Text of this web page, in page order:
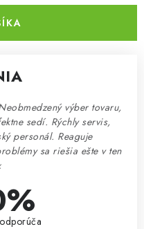
výber tovaru,
sedí. Rýchly servis,
personál. Reaguje
sa riešia ešte v ten